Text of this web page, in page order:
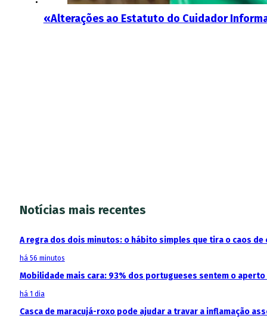
«Alterações ao Estatuto do Cuidador
Notícias mais recentes
A regra dos dois minutos: o hábito simples que tira o caos de
há 56 minutos
Mobilidade mais cara: 93% dos portugueses sentem o
há 1 dia
Casca de maracujá-roxo pode ajudar a travar a inflamação